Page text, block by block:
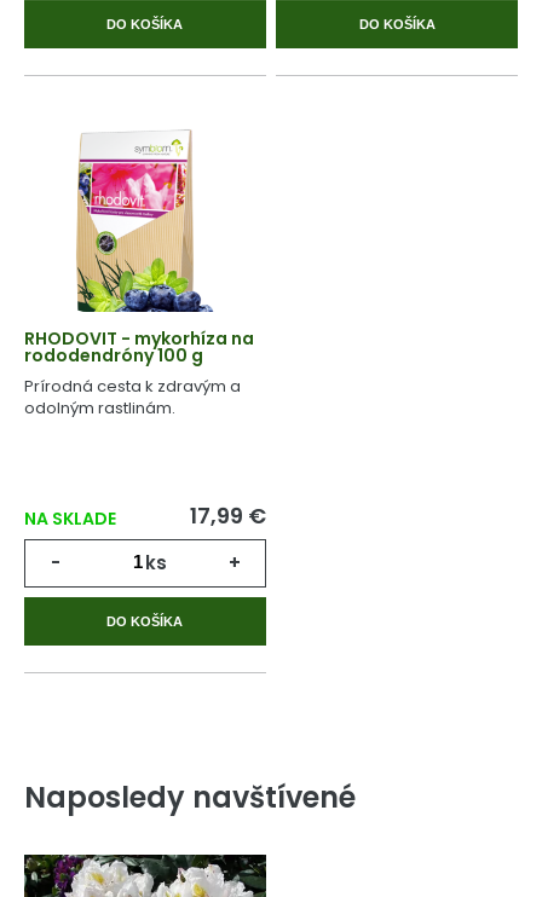
DO KOŠÍKA DO KOŠÍKA
RHODOVIT - mykorhíza na
rododendróny 100 g
Prírodná cesta k zdravým a
odolným rastlinám.
NA SKLADE 17,99 €
- ks +
DO KOŠÍKA
Naposledy navštívené